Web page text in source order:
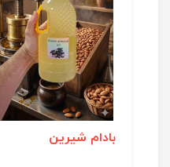
بادام شیرین